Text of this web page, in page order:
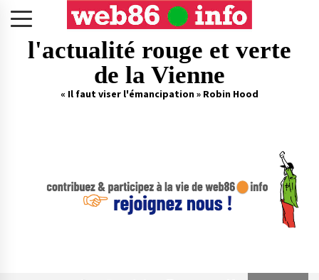
l'actualité rouge et verte
de la Vienne
« Il faut viser l'émancipation » Robin Hood